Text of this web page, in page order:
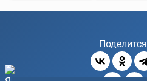
Поделится